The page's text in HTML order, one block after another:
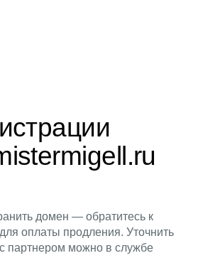
домен — обратитесь к
оплаты продления. Уточнить
партнером можно в службе